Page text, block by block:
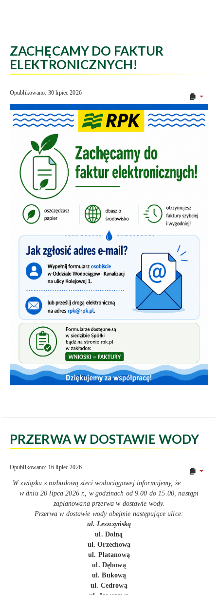
ZACHĘCAMY DO FAKTUR
ELEKTRONICZNYCH!
Opublikowano: 30 lipiec 2026
PRZERWA W DOSTAWIE WODY
Opublikowano: 16 lipiec 2026
W związku z rozbudową sieci wodociągowej informujemy, że
w dniu 20 lipca 2026 r., w godzinach od 9.00 do 15.00, nastąpi
zaplanowana przerwa w dostawie wody.
Przerwa w dostawie wody obejmie następujące ulice:
ul. Leszczyńską
ul. Dolną
ul. Orzechową
ul. Platanową
ul. Dębową
ul. Bukową
ul. Cedrową